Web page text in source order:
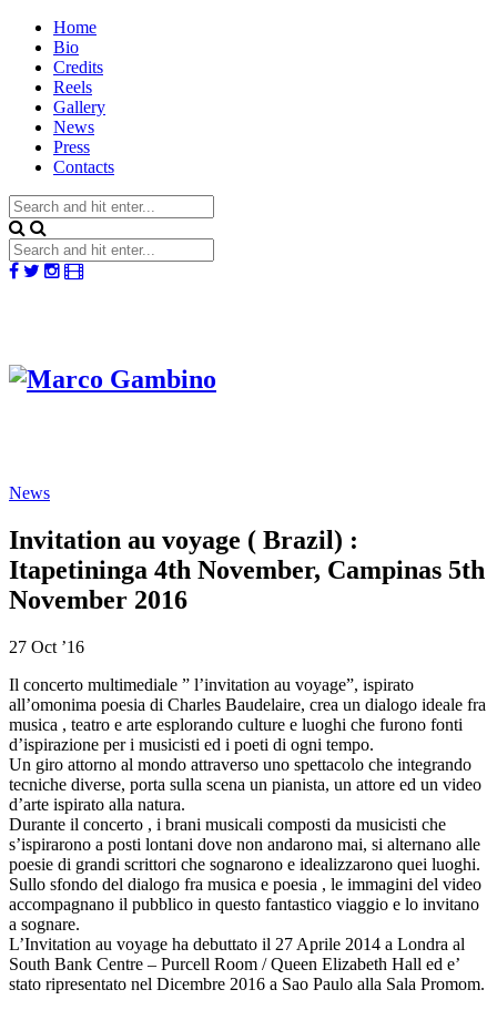
Home
Bio
Credits
Reels
Gallery
News
Press
Contacts
News
Invitation au voyage ( Brazil) :
Itapetininga 4th November, Campinas 5th
November 2016
27 Oct ’16
Il concerto multimediale ” l’invitation au voyage”, ispirato
all’omonima poesia di Charles Baudelaire, crea un dialogo ideale fra
musica , teatro e arte esplorando culture e luoghi che furono fonti
d’ispirazione per i musicisti ed i poeti di ogni tempo.
Un giro attorno al mondo attraverso uno spettacolo che integrando
tecniche diverse, porta sulla scena un pianista, un attore ed un video
d’arte ispirato alla natura.
Durante il concerto , i brani musicali composti da musicisti che
s’ispirarono a posti lontani dove non andarono mai, si alternano alle
poesie di grandi scrittori che sognarono e idealizzarono quei luoghi.
Sullo sfondo del dialogo fra musica e poesia , le immagini del video
accompagnano il pubblico in questo fantastico viaggio e lo invitano
a sognare.
L’Invitation au voyage ha debuttato il 27 Aprile 2014 a Londra al
South Bank Centre – Purcell Room / Queen Elizabeth Hall ed e’
stato ripresentato nel Dicembre 2016 a Sao Paulo alla Sala Promom.